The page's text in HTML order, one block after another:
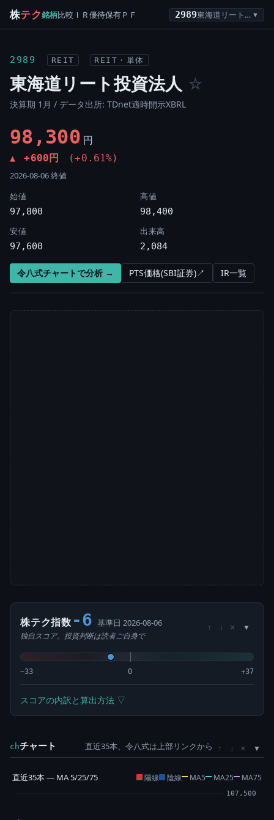
株テク銘柄比較 ＩＲ優待保有ＰＦ 2989 東海道リート投資法人 ▼
2989 REIT REIT・単体
東海道リート投資法人 ☆
決算期 1月 / データ出所: TDnet適時開示XBRL
98,300 円
▲ +600円 (+0.61%)
2026-08-06 終値
始値
97,800
高値
98,400
安値
97,600
出来高
2,084
令八式チャートで分析 → PTS価格(SBI証券)↗ IR一覧
株テク指数 -6 基準日 2026-08-06
独自スコア。投資判断は読者ご自身で
↑ ↓ ×
−33 0 +37
スコアの内訳と算出方法 ▽
chチャート 直近35本、令八式は上部リンクから ↑ ↓ ×
直近35本 — MA 5/25/75 陽線 陰線 MA5 MA25 MA75
107,500